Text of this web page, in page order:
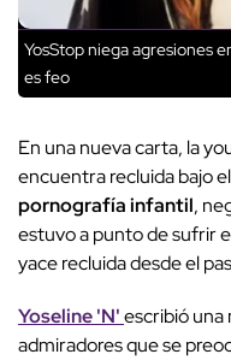
YosStop niega agresiones
es feo
En una nueva carta, la
encuentra recluida bajo
pornografía infantil,
estuvo a punto de sufrir
yace recluida desde el
Yoseline 'N'escribió una
admiradores que se